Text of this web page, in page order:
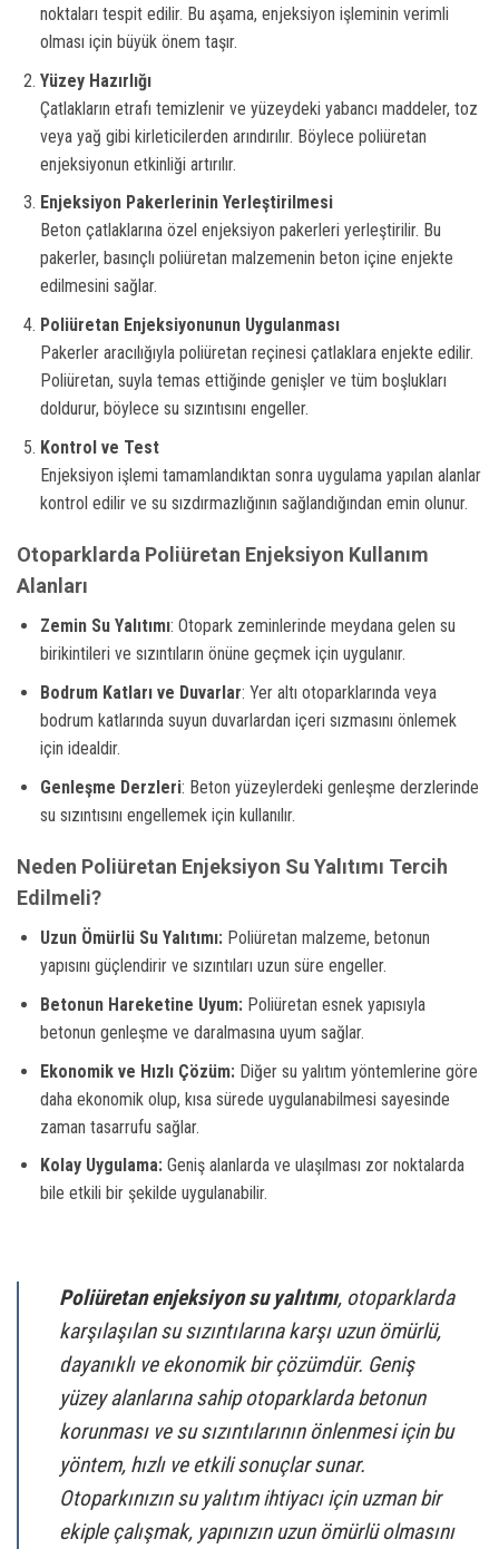
noktaları tespit edilir. Bu aşama, enjeksiyon işleminin verimli
olması için büyük önem taşır.
Yüzey Hazırlığı
Çatlakların etrafı temizlenir ve yüzeydeki yabancı maddeler, toz
veya yağ gibi kirleticilerden arındırılır. Böylece poliüretan
enjeksiyonun etkinliği artırılır.
Enjeksiyon Pakerlerinin Yerleştirilmesi
Beton çatlaklarına özel enjeksiyon pakerleri yerleştirilir. Bu
pakerler, basınçlı poliüretan malzemenin beton içine enjekte
edilmesini sağlar.
Poliüretan Enjeksiyonunun Uygulanması
Pakerler aracılığıyla poliüretan reçinesi çatlaklara enjekte edilir.
Poliüretan, suyla temas ettiğinde genişler ve tüm boşlukları
doldurur, böylece su sızıntısını engeller.
Kontrol ve Test
Enjeksiyon işlemi tamamlandıktan sonra uygulama yapılan alanlar
kontrol edilir ve su sızdırmazlığının sağlandığından emin olunur.
Otoparklarda Poliüretan Enjeksiyon Kullanım
Alanları
Zemin Su Yalıtımı: Otopark zeminlerinde meydana gelen su
birikintileri ve sızıntıların önüne geçmek için uygulanır.
Bodrum Katları ve Duvarlar: Yer altı otoparklarında veya
bodrum katlarında suyun duvarlardan içeri sızmasını önlemek
için idealdir.
Genleşme Derzleri: Beton yüzeylerdeki genleşme derzlerinde
su sızıntısını engellemek için kullanılır.
Neden Poliüretan Enjeksiyon Su Yalıtımı Tercih
Edilmeli?
Uzun Ömürlü Su Yalıtımı:Poliüretan malzeme, betonun
yapısını güçlendirir ve sızıntıları uzun süre engeller.
Betonun Hareketine Uyum:Poliüretan esnek yapısıyla
betonun genleşme ve daralmasına uyum sağlar.
Ekonomik ve Hızlı Çözüm:Diğer su yalıtım yöntemlerine göre
daha ekonomik olup, kısa sürede uygulanabilmesi sayesinde
zaman tasarrufu sağlar.
Kolay Uygulama:Geniş alanlarda ve ulaşılması zor noktalarda
bile etkili bir şekilde uygulanabilir.
Poliüretan enjeksiyon su yalıtımı, otoparklarda
karşılaşılan su sızıntılarına karşı uzun ömürlü,
dayanıklı ve ekonomik bir çözümdür. Geniş
yüzey alanlarına sahip otoparklarda betonun
korunması ve su sızıntılarının önlenmesi için bu
yöntem, hızlı ve etkili sonuçlar sunar.
Otoparkınızın su yalıtım ihtiyacı için uzman bir
ekiple çalışmak, yapınızın uzun ömürlü olmasını